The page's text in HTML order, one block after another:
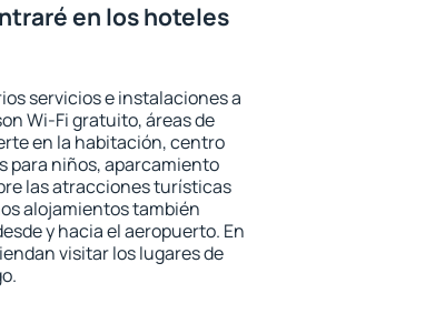
en los hoteles
servicios e instalaciones a
Wi-Fi gratuito, áreas de
en la habitación, centro
para niños, aparcamiento
las atracciones turísticas
alojamientos también
y hacia el aeropuerto. En
visitar los lugares de